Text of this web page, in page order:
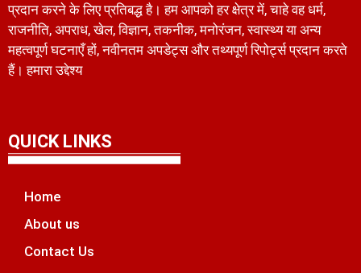
प्रदान करने के लिए प्रतिबद्ध है। हम आपको हर क्षेत्र में, चाहे वह धर्म,
राजनीति, अपराध, खेल, विज्ञान, तकनीक, मनोरंजन, स्वास्थ्य या अन्य
महत्वपूर्ण घटनाएँ हों, नवीनतम अपडेट्स और तथ्यपूर्ण रिपोर्ट्स प्रदान करते
हैं। हमारा उद्देश्य
QUICK LINKS
Home
About us
Contact Us